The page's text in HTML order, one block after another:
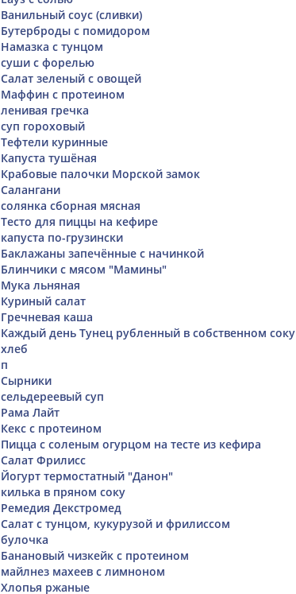
Ванильный соус (сливки)
Бутерброды с помидором
Намазка с тунцом
суши с форелью
Салат зеленый с овощей
Маффин с протеином
ленивая гречка
суп гороховый
Тефтели куринные
Капуста тушёная
Крабовые палочки Морской замок
Cалангани
солянка сборная мясная
Тесто для пиццы на кефире
капуста по-грузински
Баклажаны запечённые с начинкой
Блинчики с мясом "Мамины"
Мука льняная
Куриный салат
Гречневая каша
Каждый день Тунец рубленный в собственном соку
хлеб
п
Сырники
сельдереевый суп
Рама Лайт
Кекс с протеином
Пицца с соленым огурцом на тесте из кефира
Салат Фрилисс
Йогурт термостатный "Данон"
килька в пряном соку
Ремедия Декстромед
Салат с тунцом, кукурузой и фрилиссом
булочка
Банановый чизкейк с протеином
майлнез махеев с лимноном
Хлопья ржаные